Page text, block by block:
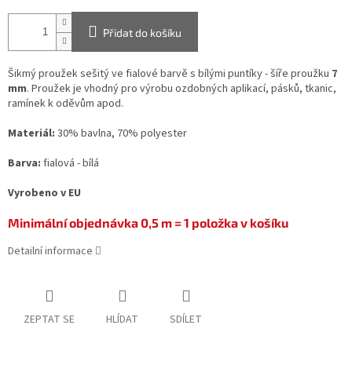
Přidat do košíku
Šikmý proužek sešitý ve fialové barvě s bílými puntíky - šíře proužku 7
mm. Proužek je vhodný pro výrobu ozdobných aplikací, pásků, tkanic,
ramínek k oděvům apod.
Materiál: 30% bavlna, 70% polyester
Barva: fialová - bílá
Vyrobeno v EU
Minimální objednávka 0,5 m = 1 položka v košíku
Detailní informace
ZEPTAT SE HLÍDAT SDÍLET